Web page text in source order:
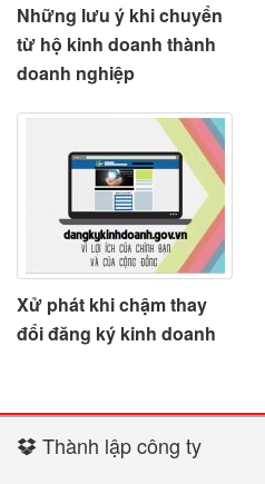
Những lưu ý khi chuyển
từ hộ kinh doanh thành
doanh nghiệp
Xử phát khi chậm thay
đổi đăng ký kinh doanh
Thành lập công ty